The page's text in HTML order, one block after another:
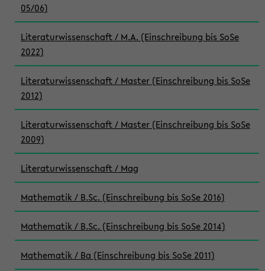
05/06)
Literaturwissenschaft / M.A. (Einschreibung bis SoSe
2022)
Literaturwissenschaft / Master (Einschreibung bis SoSe
2012)
Literaturwissenschaft / Master (Einschreibung bis SoSe
2009)
Literaturwissenschaft / Mag
Mathematik / B.Sc. (Einschreibung bis SoSe 2016)
Mathematik / B.Sc. (Einschreibung bis SoSe 2014)
Mathematik / Ba (Einschreibung bis SoSe 2011)